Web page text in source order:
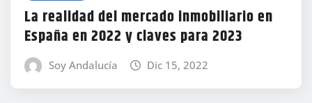
La realidad del mercado inmobiliario en
España en 2022 y claves para 2023
Soy Andalucía Dic 15, 2022